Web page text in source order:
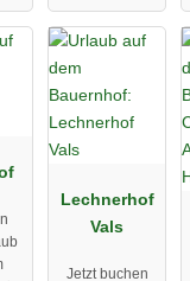
Lechnerhof
Vals
Jetzt buchen